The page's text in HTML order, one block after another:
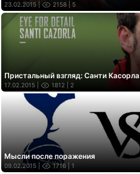
23.02.2015 | 2158 | 5
Пристальный взгляд: Санти Касорла
17.02.2015 | 1812 | 2
Мысли после поражения
09.02.2015 | 1716 | 1